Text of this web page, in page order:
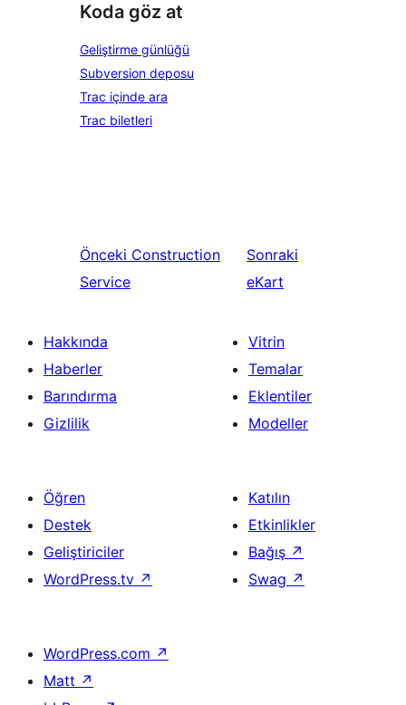
Koda göz at
Geliştirme günlüğü
Subversion deposu
Trac içinde ara
Trac biletleri
Önceki Construction
Service
Sonraki
eKart
Hakkında
Haberler
Barındırma
Gizlilik
Vitrin
Temalar
Eklentiler
Modeller
Öğren
Destek
Geliştiriciler
WordPress.tv ↗
Katılın
Etkinlikler
Bağış ↗
Swag ↗
WordPress.com ↗
Matt ↗